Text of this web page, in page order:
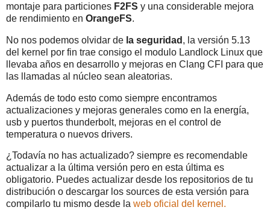
montaje para particiones F2FS y una considerable mejora
de rendimiento en OrangeFS.
No nos podemos olvidar de la seguridad , la versión 5.13
del kernel por fin trae consigo el modulo Landlock Linux que
llevaba años en desarrollo y mejoras en Clang CFI para que
las llamadas al núcleo sean aleatorias.
Además de todo esto como siempre encontramos
actualizaciones y mejoras generales como en la energía,
usb y puertos thunderbolt, mejoras en el control de
temperatura o nuevos drivers.
¿Todavía no has actualizado? siempre es recomendable
actualizar a la última versión pero en esta última es
obligatorio. Puedes actualizar desde los repositorios de tu
distribución o descargar los sources de esta versión para
compilarlo tu mismo desde la web oficial del kernel.